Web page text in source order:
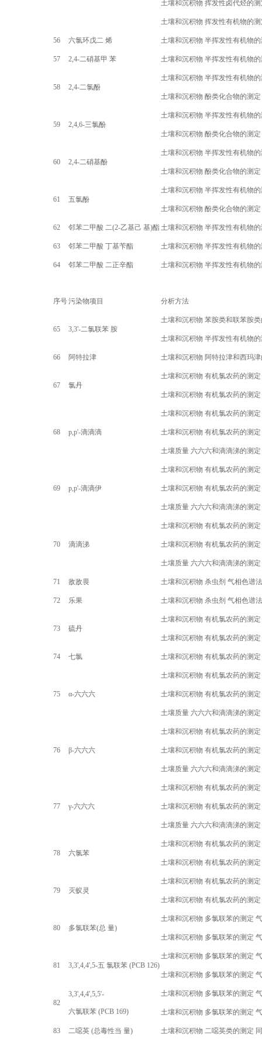
土壤和沉积物 挥发性卤代烃的
土壤和沉积物 挥发性有机物的
56 六氯环戊二 烯 土壤和沉积物 半挥发性有机物
57 2,4-二硝基甲 苯 土壤和沉积物 半挥发性有机物
58 2,4-二氯酚
土壤和沉积物 半挥发性有机物
土壤和沉积物 酚类化合物的测
59 2,4,6-三氯酚
土壤和沉积物 半挥发性有机物
土壤和沉积物 酚类化合物的测
60 2,4-二硝基酚
土壤和沉积物 半挥发性有机物
土壤和沉积物 酚类化合物的测
61 五氯酚
土壤和沉积物 半挥发性有机物
土壤和沉积物 酚类化合物的测
62 邻苯二甲酸 二(2-乙基己 基)酯土壤和沉积物 半挥发性有机物
63 邻苯二甲酸 丁基苄酯 土壤和沉积物 半挥发性有机物
64 邻苯二甲酸 二正辛酯 土壤和沉积物 半挥发性有机物
序号污染物项目 分析方法
65 3,3'-二氯联苯 胺
土壤和沉积物 苯胺类和联苯胺
土壤和沉积物 半挥发性有机物
66 阿特拉津 土壤和沉积物 阿特拉津和西玛
67 氯丹
土壤和沉积物 有机氯农药的测
土壤和沉积物 有机氯农药的测
68 p,p'-滴滴滴
土壤和沉积物 有机氯农药的测
土壤和沉积物 有机氯农药的测
土壤质量 六六六和滴滴涕的测
69 p,p'-滴滴伊
土壤和沉积物 有机氯农药的测
土壤和沉积物 有机氯农药的测
土壤质量 六六六和滴滴涕的测
70 滴滴涕
土壤和沉积物 有机氯农药的测
土壤和沉积物 有机氯农药的测
土壤质量 六六六和滴滴涕的测
71 敌敌畏 土壤和沉积物 杀虫剂 气相色谱
72 乐果 土壤和沉积物 杀虫剂 气相色谱
73 硫丹
土壤和沉积物 有机氯农药的测
土壤和沉积物 有机氯农药的测
74 七氯 土壤和沉积物 有机氯农药的测
75 α-六六六
土壤和沉积物 有机氯农药的测
土壤和沉积物 有机氯农药的测
土壤质量 六六六和滴滴涕的测
76 β-六六六
土壤和沉积物 有机氯农药的测
土壤和沉积物 有机氯农药的测
土壤质量 六六六和滴滴涕的测
77 γ-六六六
土壤和沉积物 有机氯农药的测
土壤和沉积物 有机氯农药的测
土壤质量 六六六和滴滴涕的测
78 六氯苯
土壤和沉积物 有机氯农药的测
土壤和沉积物 有机氯农药的测
79 灭蚁灵
土壤和沉积物 有机氯农药的测
土壤和沉积物 有机氯农药的测
80 多氯联苯(总 量)
土壤和沉积物 多氯联苯的测定
土壤和沉积物 多氯联苯的测定
81 3,3',4,4',5-五 氯联苯 (PCB 126)
土壤和沉积物 多氯联苯的测定
土壤和沉积物 多氯联苯的测定
82
3,3',4,4',5,5'-
六氯联苯 (PCB 169)
土壤和沉积物 多氯联苯的测定
土壤和沉积物 多氯联苯的测定
83 二噁英 (总毒性当 量) 土壤和沉积物 二噁英类的测定